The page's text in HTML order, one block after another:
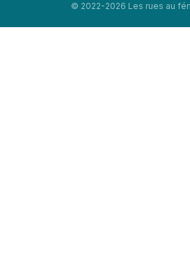
© 2022-2026 Les rues au